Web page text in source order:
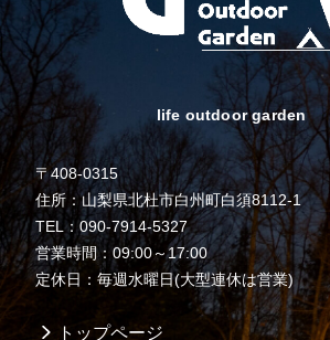
life outdoor garden
〒408-0315
住所：山梨県北杜市白州町白須8112-1
TEL：090-7914-5327
営業時間：09:00～17:00
定休日：毎週水曜日(大型連休は営業)
トップページ